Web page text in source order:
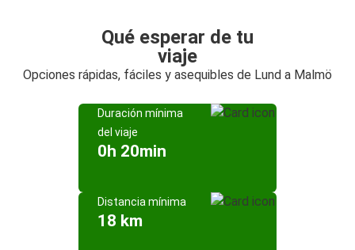
Qué esperar de tu
viaje
Opciones rápidas, fáciles y asequibles de Lund a Malmö
Duración mínima
del viaje
0h 20min
Distancia mínima
18 km